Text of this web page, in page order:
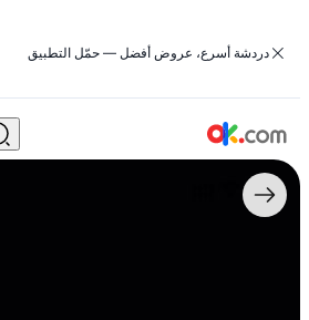
‏دردشة أسرع، عروض أفضل — حمّل التطبيق
19,500
درهم
للبيع
فيات